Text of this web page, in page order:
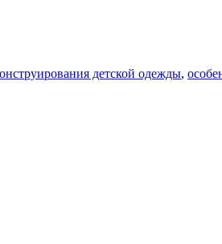
детской одежды,